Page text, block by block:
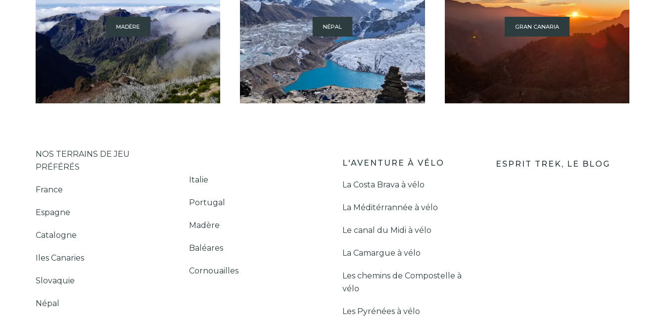
MADÈRE NÉPAL GRAN CANARIA
NOS TERRAINS DE JEU
PRÉFÉRÉS
France
Espagne
Catalogne
Iles Canaries
Slovaquie
Népal
Italie
Portugal
Madère
Baléares
Cornouailles
L'AVENTURE À VÉLO
La Costa Brava à vélo
La Méditérrannée à vélo
Le canal du Midi à vélo
La Camargue à vélo
Les chemins de Compostelle à
vélo
Les Pyrénées à vélo
ESPRIT TREK, LE BLOG